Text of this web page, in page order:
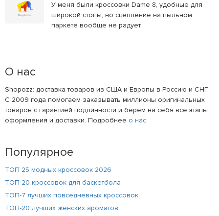
У меня были кроссовки Dame 8, удобные для
широкой стопы, но сцепление на пыльном
паркете вообще не радует.
О нас
Shopozz: доставка товаров из США и Европы в Россию и СНГ.
С 2009 года помогаем заказывать миллионы оригинальных
товаров с гарантией подлинности и берём на себя все этапы
оформления и доставки. Подробнее о нас
Популярное
ТОП 25 модных кроссовок 2026
ТОП-20 кроссовок для баскетбола
ТОП-7 лучших повседневных кроссовок
ТОП-20 лучших женских ароматов